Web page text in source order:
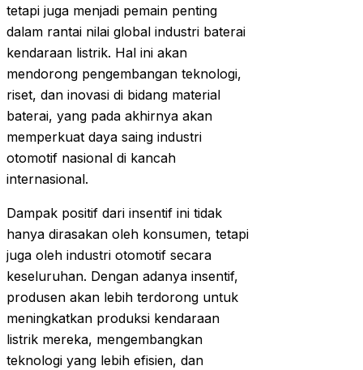
tetapi juga menjadi pemain penting
dalam rantai nilai global industri baterai
kendaraan listrik. Hal ini akan
mendorong pengembangan teknologi,
riset, dan inovasi di bidang material
baterai, yang pada akhirnya akan
memperkuat daya saing industri
otomotif nasional di kancah
internasional.
Dampak positif dari insentif ini tidak
hanya dirasakan oleh konsumen, tetapi
juga oleh industri otomotif secara
keseluruhan. Dengan adanya insentif,
produsen akan lebih terdorong untuk
meningkatkan produksi kendaraan
listrik mereka, mengembangkan
teknologi yang lebih efisien, dan